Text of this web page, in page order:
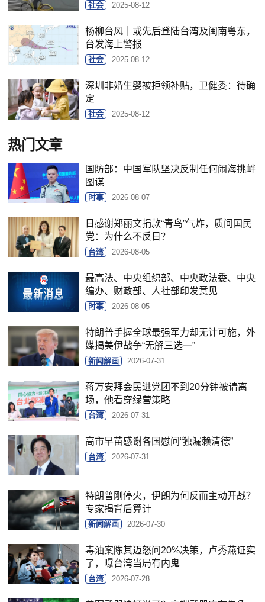
社会 2025-08-12
杨柳台风｜或先后登陆台湾及闽南粤东，
台发海上警报
社会 2025-08-12
深圳非婚生婴被拒领补贴，卫健委：待确
定
社会 2025-08-12
热门文章
国防部：中国军队坚决反制任何闹海挑衅
图谋
时事 2026-08-07
日感谢郑丽文捐款“青鸟”气炸，质问国民
党：为什么不反日？
台湾 2026-08-05
最高法、中央组织部、中央政法委、中央
编办、财政部、人社部印发意见
时事 2026-08-05
特朗普手握全球最强军力却无计可施，外
媒揭美伊战争“无解三选一”
新闻解画 2026-07-31
蒋万安拜会民进党团不到20分钟被请离
场，他看穿绿营策略
台湾 2026-07-31
高市早苗感谢各国慰问“独漏赖清德”
台湾 2026-07-31
特朗普刚停火，伊朗为何反而主动开战？
专家揭背后算计
新闻解画 2026-07-30
毒油案陈其迈怒问20%决策，卢秀燕证实
了，曝台湾当局有内鬼
台湾 2026-07-28